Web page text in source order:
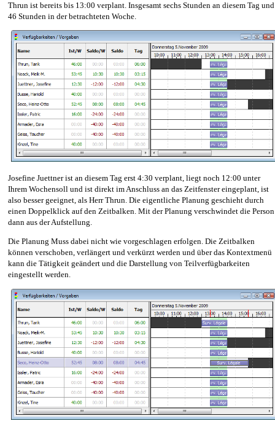
Thrun ist bereits bis 13:00 verplant. Insgesamt sechs Stunden an diesem Tag und
46 Stunden in der betrachteten Woche.
Josefine Juettner ist an diesem Tag erst 4:30 verplant, liegt noch 12:00 unter
Ihrem Wochensoll und ist direkt im Anschluss an das Zeitfenster eingeplant, ist
also besser geeignet, als Herr Thrun. Die eigentliche Planung geschieht durch
einen Doppelklick auf den Zeitbalken. Mit der Planung verschwindet die Person
dann aus der Aufstellung.
Die Planung Muss dabei nicht wie vorgeschlagen erfolgen. Die Zeitbalken
können verschoben, verlängert und verkürzt werden und über das Kontextmenü
kann die Tätigkeit geändert und die Darstellung von Teilverfügbarkeiten
eingestellt werden.